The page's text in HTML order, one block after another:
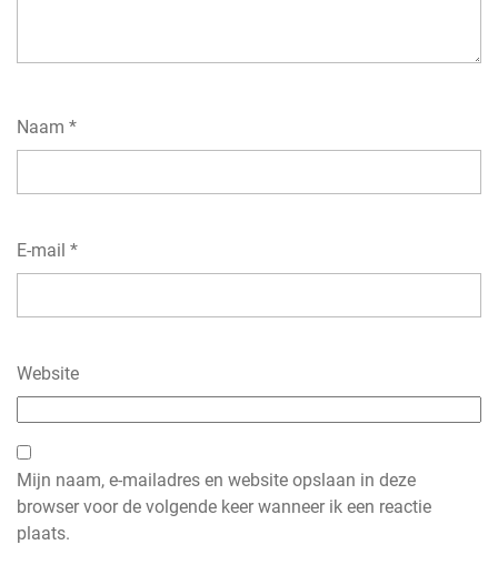
Naam *
E-mail *
Website
Mijn naam, e-mailadres en website opslaan in deze
browser voor de volgende keer wanneer ik een reactie
plaats.